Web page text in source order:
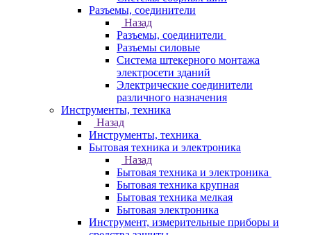
Разъемы, соединители
Назад
Разъемы, соединители
Разъемы силовые
Система штекерного монтажа
электросети зданий
Электрические соединители
различного назначения
Инструменты, техника
Назад
Инструменты, техника
Бытовая техника и электроника
Назад
Бытовая техника и электроника
Бытовая техника крупная
Бытовая техника мелкая
Бытовая электроника
Инструмент, измерительные приборы и